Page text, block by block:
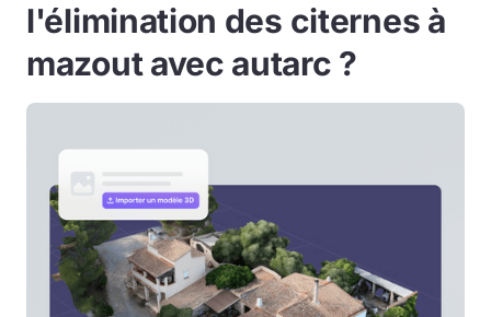
l'élimination des citernes à
mazout avec autarc ?